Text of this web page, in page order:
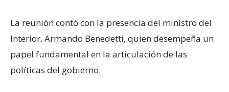
La reunión contó con la presencia del ministro del
Interior, Armando Benedetti, quien desempeña un
papel fundamental en la articulación de las
políticas del gobierno.